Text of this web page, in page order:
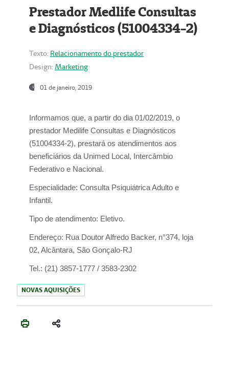
Prestador Medlife Consultas
e Diagnósticos (51004334-2)
Texto: Relacionamento do prestador
Design: Marketing
01 de janeiro, 2019
Informamos que, a partir do dia 01/02/2019, o
prestador Medilife Consultas e Diagnósticos
(51004334-2), prestará os atendimentos aos
beneficiários da Unimed Local, Intercâmbio
Federativo e Nacional.
Especialidade: Consulta Psiquiátrica Adulto e
Infantil.
Tipo de atendimento: Eletivo.
Endereço: Rua Doutor Alfredo Backer, n°374, loja
02, Alcântara, São Gonçalo-RJ
Tel.: (21) 3857-1777 / 3583-2302
NOVAS AQUISIÇÕES